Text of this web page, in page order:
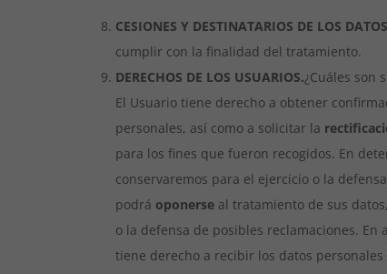
CESIONES Y DESTINATARIOS DE LOS
cumplir con la finalidad del tratamiento.
DERECHOS DE LOS USUARIOS.¿Cuáles son
El Usuario tiene derecho a obtener
personales, así como a solicitar la
para los fines que fueron recogidos. En
conservaremos para el ejercicio o la
podrá oponerseal tratamiento de sus
o la defensa de posibles reclamaciones.
tiene derecho a recibir los datos